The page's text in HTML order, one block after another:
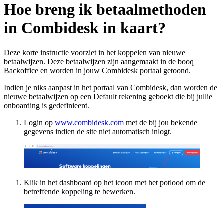
Hoe breng ik betaalmethoden
in Combidesk in kaart?
Deze korte instructie voorziet in het koppelen van nieuwe
betaalwijzen. Deze betaalwijzen zijn aangemaakt in de booq
Backoffice en worden in jouw Combidesk portaal getoond.
Indien je niks aanpast in het portaal van Combidesk, dan worden de
nieuwe betaalwijzen op een Default rekening geboekt die bij jullie
onboarding is gedefinieerd.
Login op www.combidesk.com met de bij jou bekende
gegevens indien de site niet automatisch inlogt.
Klik in het dashboard op het icoon met het potlood om de
betreffende koppeling te bewerken.